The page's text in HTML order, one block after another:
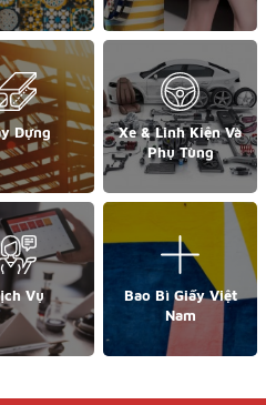
Dựng
Xe & Linh Kiện Và
Phụ Tùng
Vụ
Bao Bì Giấy Việt
Nam